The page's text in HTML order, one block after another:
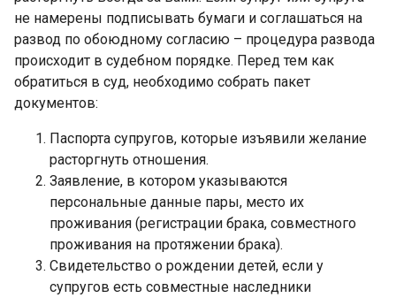
не намерены подписывать бумаги и соглашаться на
развод по обоюдному согласию – процедура развода
происходит в судебном порядке. Перед тем как
обратиться в суд, необходимо собрать пакет
документов:
Паспорта супругов, которые изъявили желание
расторгнуть отношения.
Заявление, в котором указываются
персональные данные пары, место их
проживания (регистрации брака, совместного
проживания на протяжении брака).
Свидетельство о рождении детей, если у
супругов есть совместные наследники